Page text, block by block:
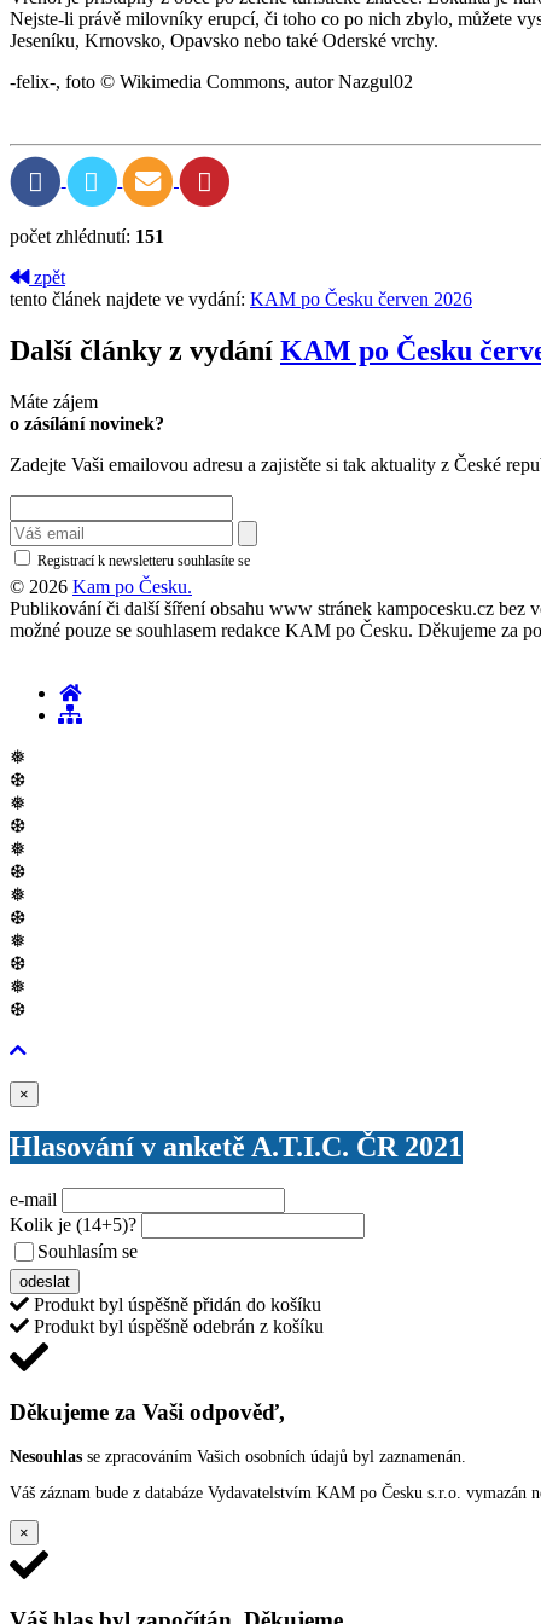
Nejste­‑li právě milovníky erupcí, či toho co po nich zbylo, můžete
Jeseníku, Krnovsko, Opavsko nebo také Oderské vrchy.
-felix-, foto © Wikimedia Commons, autor Nazgul02
počet zhlédnutí: 151
zpět
tento článek najdete ve vydání: KAM po Česku červen 2026
Další články z vydání KAM po Česku
Máte zájem
o zásílání novinek?
Zadejte Vaši emailovou adresu a zajistěte si tak aktuality z České
Registrací k newsletteru souhlasíte se
© 2026 Kam po Česku.
Publikování či další šíření obsahu www stránek kampocesku.cz bez
možné pouze se souhlasem redakce KAM po Česku. Děkujeme za
❅
❆
❅
❆
❅
❆
❅
❆
❅
❆
❅
❆
×
Hlasování v anketě A.T.I.C. ČR 2021
e-mail
Kolik je (14+5)?
Souhlasím se
odeslat
Produkt byl úspěšně přidán do košíku
Produkt byl úspěšně odebrán z košíku
Děkujeme za Vaši odpověď,
Nesouhlas se zpracováním Vašich osobních údajů byl zaznamenán.
Váš záznam bude z databáze Vydavatelstvím KAM po Česku s.r.o. vymazán
×